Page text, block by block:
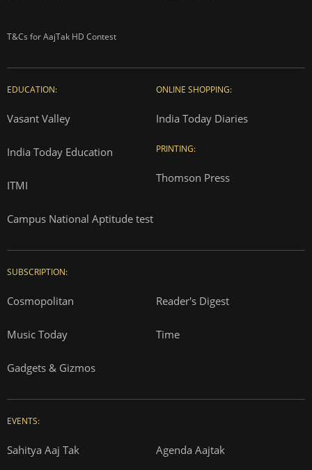
T&Cs for AajTak HD Contest
EDUCATION:
Vasant Valley
India Today Education
ITMI
Campus National Aptitude test
ONLINE SHOPPING:
India Today Diaries
PRINTING:
Thomson Press
SUBSCRIPTION:
Cosmopolitan Reader's Digest
Music Today Time
Gadgets & Gizmos
EVENTS:
Sahitya Aaj Tak Agenda Aajtak